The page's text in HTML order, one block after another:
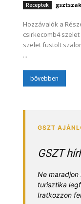
Receptek
Hozzávalók a
csirkecomb4
szelet füstölt
...
bővebben
GSZT
Ne maradjon
turisztika
Iratkozzon